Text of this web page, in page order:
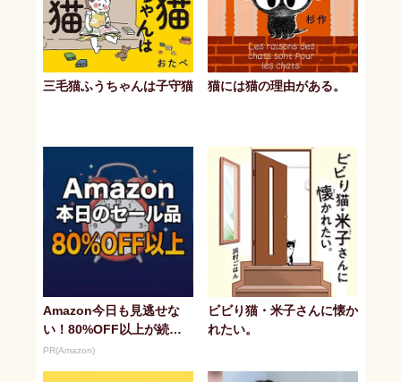
三毛猫ふうちゃんは子守猫 猫には猫の理由がある。
Amazon今日も見逃せな
い！80%OFF以上が続々
登場
PR(Amazon)
ビビり猫・米子さんに懐か
れたい。